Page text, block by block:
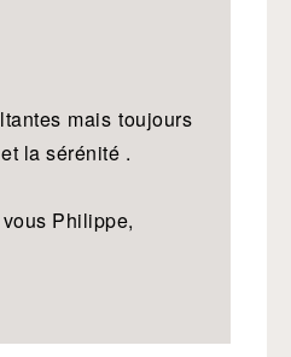
mais toujours
la sérénité .
Philippe,